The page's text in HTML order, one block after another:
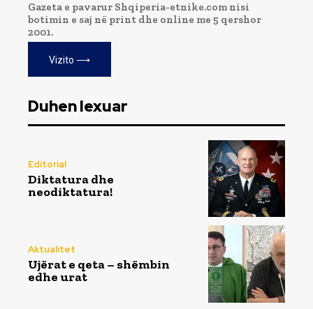
Gazeta e pavarur Shqiperia-etnike.com nisi
botimin e saj në print dhe online me 5 qershor
2001.
Vizito ⟶
Duhen lexuar
Editorial
Diktatura dhe
neodiktatura!
Aktualitet
Ujërat e qeta – shëmbin
edhe urat